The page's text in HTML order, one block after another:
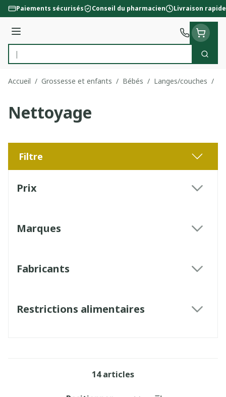
Aller au contenu
Paiements sécurisés Conseil du pharmacien Livraison rapide
Menu
Rechercher
Accueil / Grossesse et enfants / Bébés / Langes/couches /
Nettoyage
Filtre
Prix
Marques
Fabricants
Restrictions alimentaires
14articles